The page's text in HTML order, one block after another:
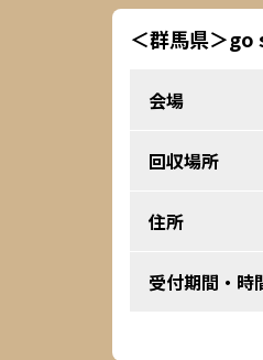
＜群馬県＞
会場
回収場所
住所
受付期間・時